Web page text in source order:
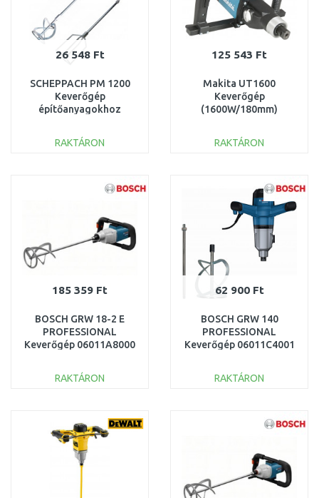
26 548 Ft
SCHEPPACH PM 1200
Keverőgép
építőanyagokhoz
RAKTÁRON
Összehasonlítás
125 543 Ft
Makita UT1600
Keverőgép
(1600W/180mm)
RAKTÁRON
Összehasonlítás
185 359 Ft
BOSCH GRW 18-2 E
PROFESSIONAL
Keverőgép 06011A8000
RAKTÁRON
Összehasonlítás
62 900 Ft
BOSCH GRW 140
PROFESSIONAL
Keverőgép 06011C4001
RAKTÁRON
Összehasonlítás